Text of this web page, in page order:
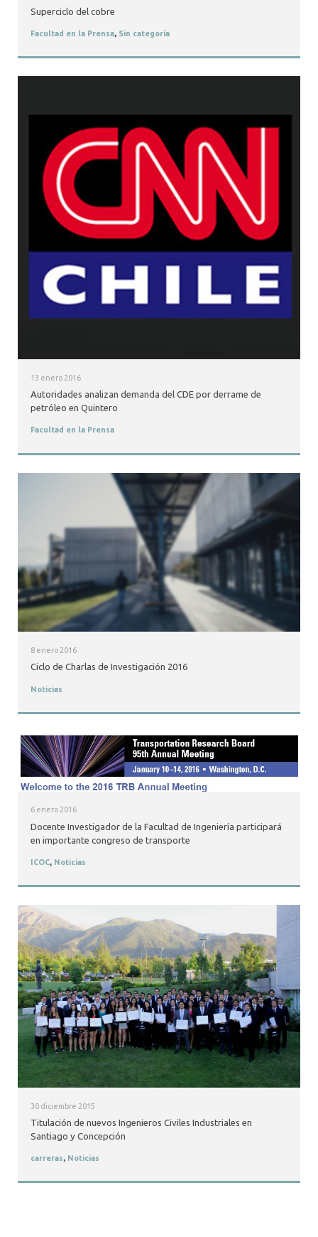
Superciclo del cobre
Facultad en la Prensa, Sin categoría
13 enero 2016
Autoridades analizan demanda del CDE por derrame de
petróleo en Quintero
Facultad en la Prensa
8 enero 2016
Ciclo de Charlas de Investigación 2016
Noticias
6 enero 2016
Docente Investigador de la Facultad de Ingeniería participará
en importante congreso de transporte
ICOC, Noticias
30 diciembre 2015
Titulación de nuevos Ingenieros Civiles Industriales en
Santiago y Concepción
carreras, Noticias